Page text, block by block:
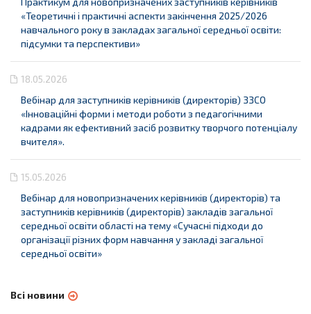
«Теоретичні і практичні аспекти закінчення 2025/2026
навчального року в закладах загальної середньої освіти:
підсумки та перспективи»
18.05.2026
Вебінар для заступників керівників (директорів) ЗЗСО
«Інноваційні форми і методи роботи з педагогічними
кадрами як ефективний засіб розвитку творчого потенціалу
вчителя».
15.05.2026
Вебінар для новопризначених керівників (директорів) та
заступників керівників (директорів) закладів загальної
середньої освіти області на тему «Сучасні підходи до
організації різних форм навчання у закладі загальної
середньої освіти»
Всі новини